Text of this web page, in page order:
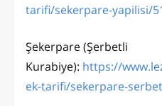
tarifi/sekerpare-yapilisi/
Şekerpare (Şerbetli
Kurabiye): https://
ek-tarifi/sekerpare-